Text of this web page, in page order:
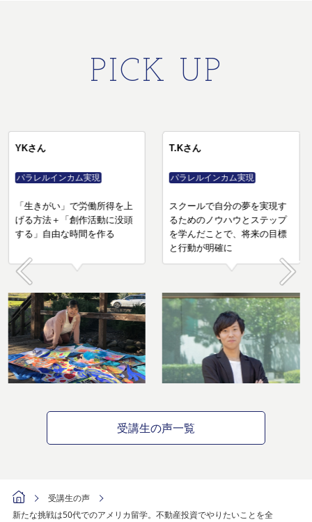
PICK UP
YKさん
パラレルインカム実現
「生きがい」で労働所得を上
げる方法＋「創作活動に没頭
する」自由な時間を作る
T.Kさん
パラレルインカム実現
スクールで自分の夢を実現す
るためのノウハウとステップ
を学んだことで、将来の目標
と行動が明確に
Prev Next
受講生の声一覧
受講生の声
新たな挑戦は50代でのアメリカ留学。不動産投資でやりたいことを全